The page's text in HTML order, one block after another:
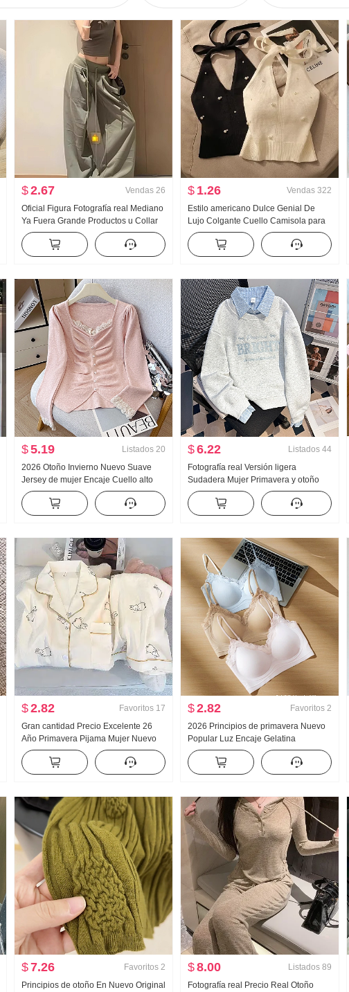
$2.67 Vendas 26
Oficial Figura Fotografía real Mediano
Ya Fuera Grande Productos u Collar
Hueso de buey Hebilla En forma de I
Chaleco Tirantes Kuo Pierna
Arrastrando Deporte Pantalones
$ 1.26 Vendas 322
Estilo americano Dulce Genial De
Lujo Colgante Cuello Camisola para
mujer Verano Para uso exterior
Interior Partido Camiseta Interior
Chica atrevida tejido de punto Top sin
$5.19 Listados 20
2026 Otoño Invierno Nuevo Suave
Jersey de mujer Encaje Cuello alto
Acolchado Suéter de punto Mujer
Diseño Sentido Encaje Manga Larga
Top
$6.22 Listados 44
Fotografía real Versión ligera
Sudadera Mujer Primavera y otoño
Nuevo Han Serie Dos piezas falsas
Holgado Espina Bordado Rayas
Cuello polo Top
$2.82 Favoritos 17
Gran cantidad Precio Excelente 26
Año Primavera Pijama Mujer Nuevo
Nubes Algodón Manga Larga
Pequeño cuello vuelto Ropa de casa
Conjunto Transmisión en vivo Alto
$2.82 Favoritos 2
2026 Principios de primavera Nuevo
Popular Luz Encaje Gelatina
Pegamento Tira Corsé Interior
Cinturón Pecho Almohadilla
Adelgazante Chaleco para mujer
$7.26 Favoritos 2
Principios de otoño En Nuevo Original
$8.00 Listados 89
Fotografía real Precio Real Otoño